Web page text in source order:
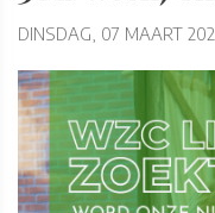
DINSDAG, 07 MAART